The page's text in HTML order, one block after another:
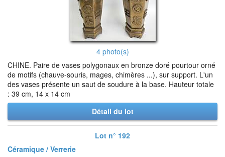
4 photo(s)
CHINE. Paire de vases polygonaux en bronze doré pourtour orné
de motifs (chauve-souris, mages, chimères ...), sur support. L'un
des vases présente un saut de soudure à la base. Hauteur totale
: 39 cm, 14 x 14 cm
Détail du lot
Lot n° 192
Céramique / Verrerie